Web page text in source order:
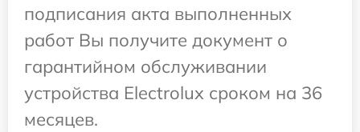
подписания акта выполненных
работ Вы получите документ о
гарантийном обслуживании
устройства Electrolux сроком на 36
месяцев.